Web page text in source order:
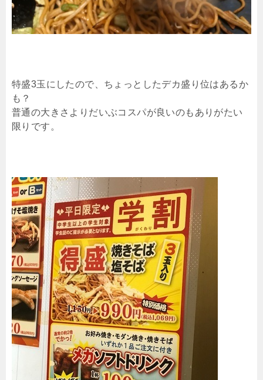
特盛3玉にしたので、ちょっとしたデカ盛り位はあるか
も？
普通の大きさよりだいぶコスパが良いのもありがたい
限りです。